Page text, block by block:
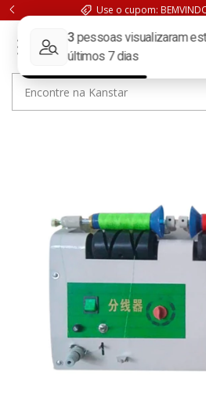
FRETE GRÁTIS. Compras acima